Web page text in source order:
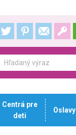
Centrá pre
deti
Oslavy